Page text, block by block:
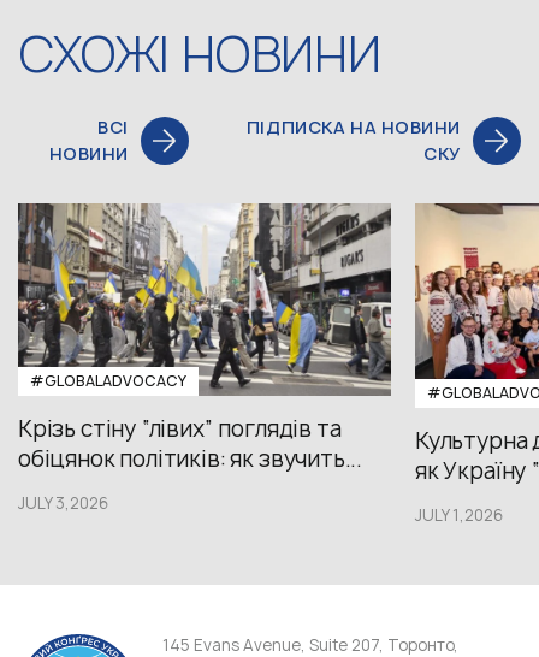
СХОЖІ НОВИНИ
ВСІ
НОВИНИ
ПІДПИСКА НА НОВИНИ
СКУ
#GLOBALADVOCACY
Крізь стіну “лівих” поглядів та
обіцянок політиків: як звучить...
JULY 3,2026
Культурна
як
JULY 1,2026
145 Evans Avenue, Suite 207, Торонто,